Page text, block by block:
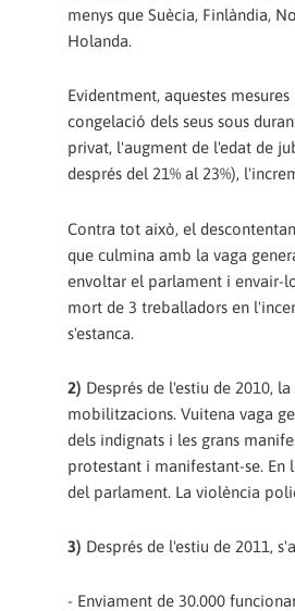
menys que Suècia, Finlàndia,
Holanda.
Evidentment, aquestes
congelació dels seus sous
privat, l'augment de l'edat de
després del 21% al 23%),
Contra tot això, el
que culmina amb la vaga
envoltar el parlament i envair-
mort de 3 treballadors en
s'estanca.
2) Després de l'estiu de 2010,
mobilitzacions. Vuitena vaga
dels indignats i les grans
protestant i manifestant-se. En
del parlament. La violència
3) Després de l'estiu de 2011,
- Enviament de 30.000